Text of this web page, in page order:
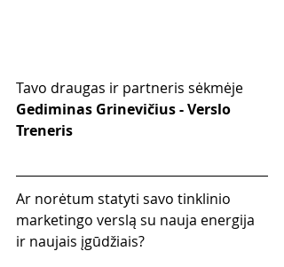
Tavo draugas ir partneris sėkmėje
Gediminas Grinevičius - Verslo
Treneris
Ar norėtum statyti savo tinklinio
marketingo verslą su nauja energija
ir naujais įgūdžiais?